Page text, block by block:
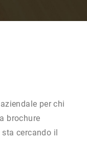
per chi
brochure
cercando il